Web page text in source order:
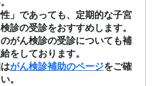
」であっても、定期的な子宮
診の受診をおすすめします。
のがん検診の受診についても補
をしております。
がん検診補助のページをご確
。